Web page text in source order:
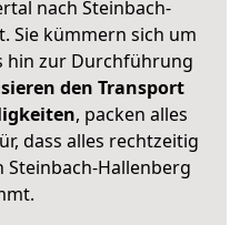
nach Steinbach-
Sie kümmern sich um
hin zur Durchführung
den Transport
, packen alles
dass alles rechtzeitig
Hallenberg